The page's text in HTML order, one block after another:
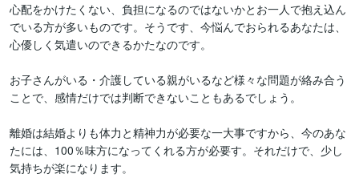
心配をかけたくない、負担になるのではないかとお一人で抱え込ん
でいる方が多いものです。そうです、今悩んでおられるあなたは、
心優しく気遣いのできるかたなのです。
お子さんがいる・介護している親がいるなど様々な問題が絡み合う
ことで、感情だけでは判断できないこともあるでしょう。
離婚は結婚よりも体力と精神力が必要な一大事ですから、今のあな
たには、100％味方になってくれる方が必要す。それだけで、少し
気持ちが楽になります。